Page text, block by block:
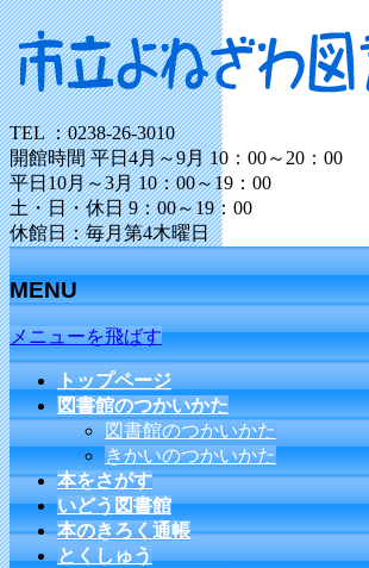
TEL ：0238-26-3010
開館時間 平日4月～9月 10：00～20：00
平日10月～3月 10：00～19：00
土・日・休日 9：00～19：00
休館日：毎月第4木曜日
MENU
メニューを飛ばす
トップページ
図書館のつかいかた
図書館のつかいかた
きかいのつかいかた
本をさがす
いどう図書館
本のきろく通帳
とくしゅう